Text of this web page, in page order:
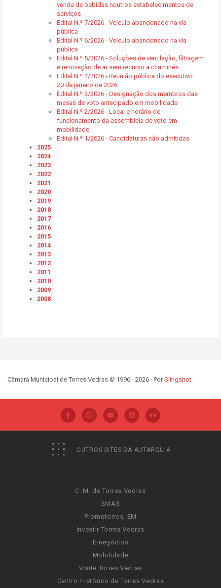
venda de bebidas noutros estabelecimentos de
serviços
Edital N.º 7/2026 - Veículo abandonado na via
pública
Edital N.º 6/2026 - Veículo abandonado na via
pública
Edital N.º 5/2026 - Soluções de ventilação, filtragem
e renovação de ar sem recurso a chaminés
Edital N.º 4/2026 - Reunião pública do executivo –
20 de janeiro de 2026
Edital N.º 3/2026 - Designação dos membros das
mesas de voto antecipado em mobilidade
Edital N.º 2/2026 - Local e horário de
funcionamento da assembleia de voto em
mobilidade
Edital N.º 1/2026 - Candidaturas não admitidas
2025
2024
2023
2022
2021
2020
2019
2018
2017
2016
2015
2014
2013
2012
2011
2010
2009
2008
Câmara Municipal de Torres Vedras © 1996 - 2026 · PorSlingshot
OUTROS SITES DA AUTARQUIA
C. M. de Torres Vedras
SMAS
Promotorres, EM
Investir Torres Vedras
E-negócios
Mobilidade
Visite Torres Vedras
Centro Histórico de Torres Vedras